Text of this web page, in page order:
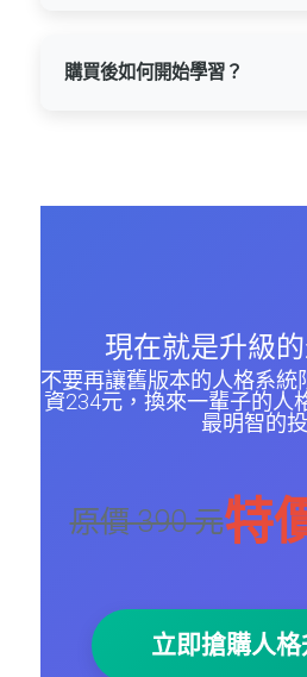
有，因此恕不提供退款
前詳細了解課程大綱與
購買後如何開始學習？
學習，沒有任何
現在就是升級的
不要再讓舊版本的人格系統
資234元，換來一輩子的人
最明智的投
原價 390 元特
立即搶購人